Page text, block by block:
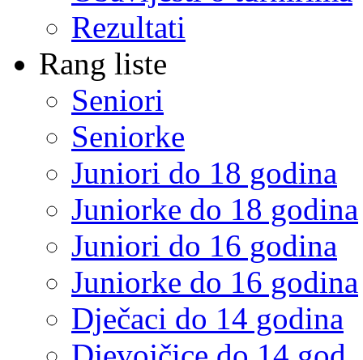
Rezultati
Rang liste
Seniori
Seniorke
Juniori do 18 godina
Juniorke do 18 godina
Juniori do 16 godina
Juniorke do 16 godina
Dječaci do 14 godina